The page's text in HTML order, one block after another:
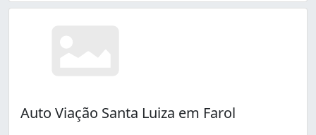
Auto Viação Santa Luiza em Farol